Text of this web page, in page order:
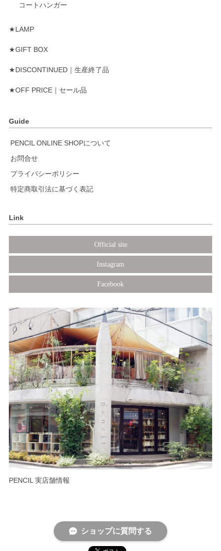
コートハンガー
★LAMP
★GIFT BOX
★DISCONTINUED｜生産終了品
★OFF PRICE｜セール品
Guide
PENCIL ONLINE SHOPについて
お問合せ
プライバシーポリシー
特定商取引法に基づく表記
Link
Official site
Instagram
Facebook
PENCIL 実店舗情報
ショップに質問する